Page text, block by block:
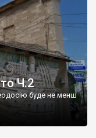
Ч.2
буде не менш